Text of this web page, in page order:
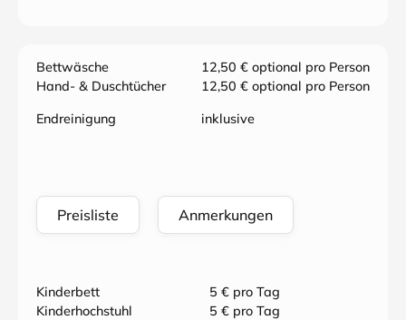
Bettwäsche
12,50 € optional pro Person
Hand- & Duschtücher
12,50 € optional pro Person
Endreinigung
inklusive
Preisliste Anmerkungen
Kinderbett
5 € pro Tag
Kinderhochstuhl
5 € pro Tag